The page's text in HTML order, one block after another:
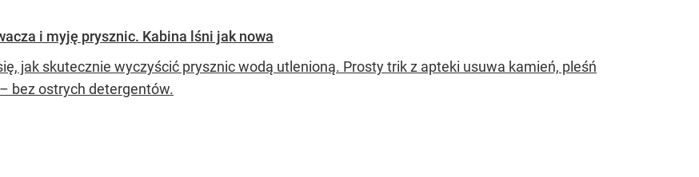
i myję prysznic. Kabina lśni jak nowa
jak skutecznie wyczyścić prysznic wodą utlenioną. Prosty trik z apteki usuwa kamień, pleśń
bez ostrych detergentów.